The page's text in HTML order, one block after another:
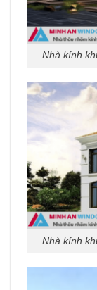
Nhà kính
Nhà kính